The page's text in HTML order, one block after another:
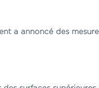
a annoncé des